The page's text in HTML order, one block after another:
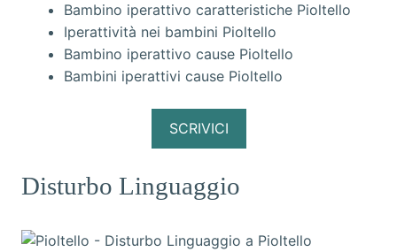
Bambino iperattivo caratteristiche Pioltello
Iperattività nei bambini Pioltello
Bambino iperattivo cause Pioltello
Bambini iperattivi cause Pioltello
SCRIVICI
Disturbo Linguaggio